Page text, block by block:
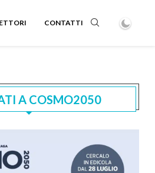
CONTATTI
A COSMO2050